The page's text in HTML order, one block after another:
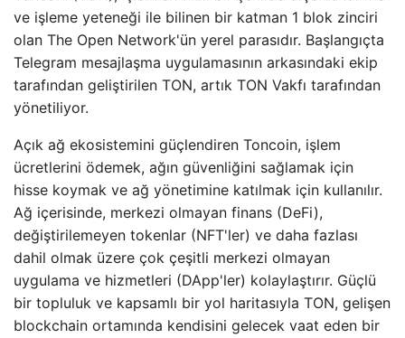
ve işleme yeteneği ile bilinen bir katman 1 blok zinciri
olan The Open Network'ün yerel parasıdır. Başlangıçta
Telegram mesajlaşma uygulamasının arkasındaki ekip
tarafından geliştirilen TON, artık TON Vakfı tarafından
yönetiliyor.
Açık ağ ekosistemini güçlendiren Toncoin, işlem
ücretlerini ödemek, ağın güvenliğini sağlamak için
hisse koymak ve ağ yönetimine katılmak için kullanılır.
Ağ içerisinde, merkezi olmayan finans (DeFi),
değiştirilemeyen tokenlar (NFT'ler) ve daha fazlası
dahil olmak üzere çok çeşitli merkezi olmayan
uygulama ve hizmetleri (DApp'ler) kolaylaştırır. Güçlü
bir topluluk ve kapsamlı bir yol haritasıyla TON, gelişen
blockchain ortamında kendisini gelecek vaat eden bir